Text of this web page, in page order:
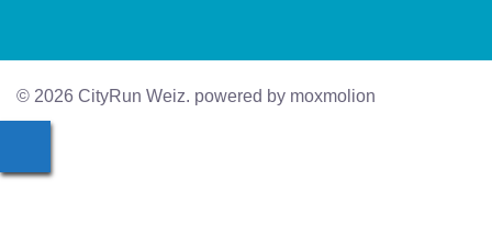
© 2026 CityRun Weiz. powered by moxmolion